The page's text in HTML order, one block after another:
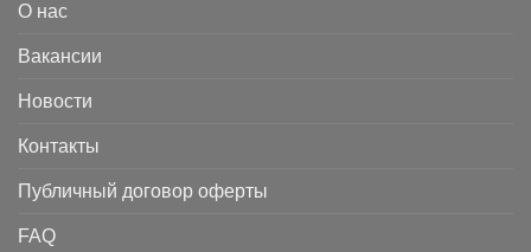
О нас
Вакансии
Новости
Контакты
Публичный договор оферты
FAQ